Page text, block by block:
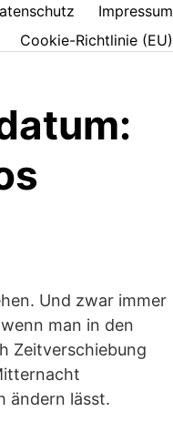
Impressum
Cookie-Richtlinie (EU)
Und zwar immer
man in den
Zeitverschiebung
ändern lässt.